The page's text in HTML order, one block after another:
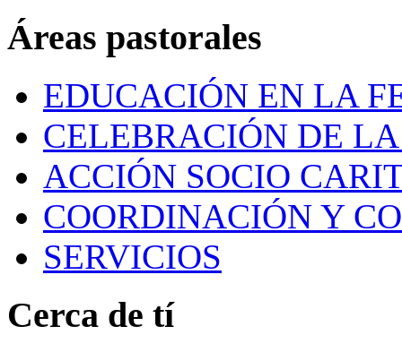
Áreas pastorales
EDUCACIÓN EN LA
CELEBRACIÓN DE
ACCIÓN SOCIO
COORDINACIÓN Y
SERVICIOS
Cerca de tí